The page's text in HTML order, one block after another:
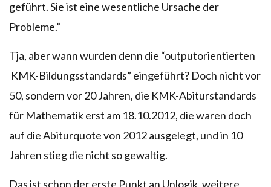
geführt. Sie ist eine wesentliche Ursache der
Probleme.”
Tja, aber wann wurden denn die “outputorientierten
KMK-Bildungsstandards” eingeführt? Doch nicht vor
50, sondern vor 20 Jahren, die KMK-Abiturstandards
für Mathematik erst am 18.10.2012, die waren doch
auf die Abiturquote von 2012 ausgelegt, und in 10
Jahren stieg die nicht so gewaltig.
Das ist schon der erste Punkt an Unlogik, weitere